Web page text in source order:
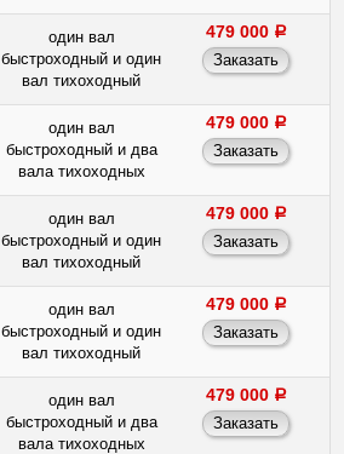
один вал
быстроходный и один
вал тихоходный
479 000 a
один вал
быстроходный и два
вала тихоходных
479 000 a
один вал
быстроходный и один
вал тихоходный
479 000 a
один вал
быстроходный и один
вал тихоходный
479 000 a
один вал
быстроходный и два
вала тихоходных
479 000 a